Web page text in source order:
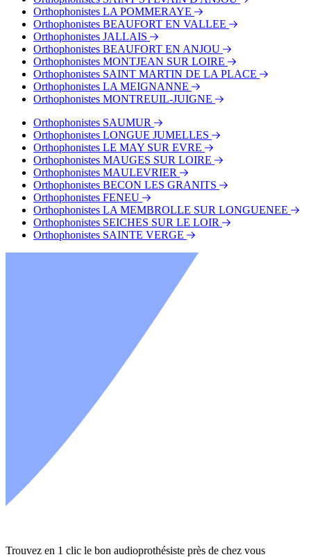
Orthophonistes LA POMMERAYE
Orthophonistes BEAUFORT EN VALLEE
Orthophonistes JALLAIS
Orthophonistes BEAUFORT EN ANJOU
Orthophonistes MONTJEAN SUR LOIRE
Orthophonistes SAINT MARTIN DE LA PLACE
Orthophonistes LA MEIGNANNE
Orthophonistes MONTREUIL-JUIGNE
Orthophonistes SAUMUR
Orthophonistes LONGUE JUMELLES
Orthophonistes LE MAY SUR EVRE
Orthophonistes MAUGES SUR LOIRE
Orthophonistes MAULEVRIER
Orthophonistes BECON LES GRANITS
Orthophonistes FENEU
Orthophonistes LA MEMBROLLE SUR LONGUENEE
Orthophonistes SEICHES SUR LE LOIR
Orthophonistes SAINTE VERGE
Trouvez en 1 clic le bon audioprothésiste près de chez vous